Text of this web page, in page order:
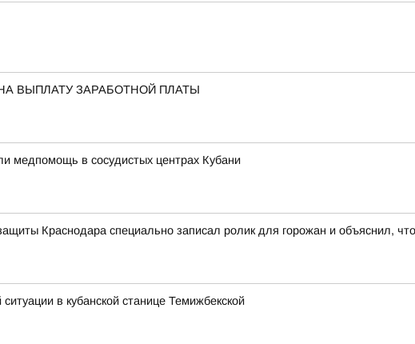
ВЫПЛАТУ ЗАРАБОТНОЙ ПЛАТЫ
медпомощь в сосудистых центрах Кубани
Краснодара специально записал ролик для горожан и объяснил,
в кубанской станице Темижбекской